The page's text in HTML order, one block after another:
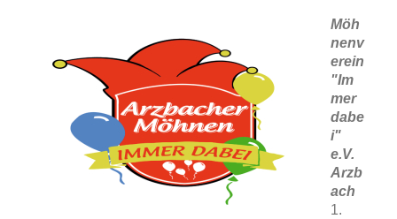
Möh
nenv
erein
"Im
mer
dabe
i"
e.V.
Arzb
ach
1.